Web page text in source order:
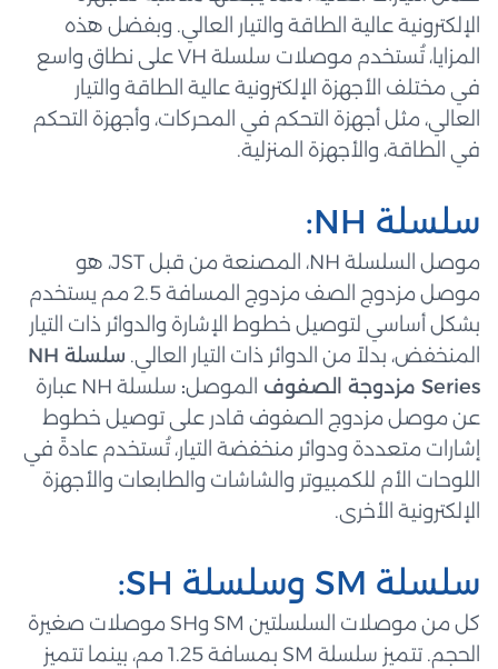
الإلكترونية عالية الطاقة والتيار العالي. وبفضل هذه
المزايا، تُستخدم موصلات سلسلة VH على نطاق واسع
في مختلف الأجهزة الإلكترونية عالية الطاقة والتيار
العالي، مثل أجهزة التحكم في المحركات، وأجهزة التحكم
في الطاقة، والأجهزة المنزلية.
سلسلة NH:
موصل السلسلة NH، المصنعة من قبل JST، هو
موصل مزدوج الصف مزدوج المسافة 2.5 مم يستخدم
بشكل أساسي لتوصيل خطوط الإشارة والدوائر ذات التيار
المنخفض، بدلاً من الدوائر ذات التيار العالي.
سلسلة NH
Series مزدوجة الصفوف
الموصل:
سلسلة NH عبارة
عن موصل مزدوج الصفوف قادر على توصيل خطوط
إشارات متعددة ودوائر منخفضة التيار، تُستخدم عادةً في
اللوحات الأم للكمبيوتر والشاشات والطابعات والأجهزة
الإلكترونية الأخرى.
سلسلة SM وسلسلة SH:
كل من موصلات السلسلتين SM وSH موصلات صغيرة
الحجم. تتميز سلسلة SM بمسافة 1.25 مم، بينما تتميز